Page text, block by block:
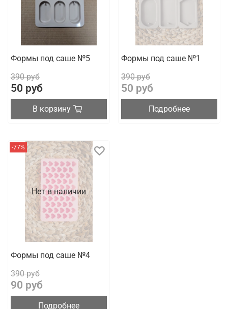
Формы под саше №5
390 руб
50 руб
В корзину
Формы под саше №1
390 руб
50 руб
Подробнее
Нет в наличии
-77%
Формы под саше №4
390 руб
90 руб
Подробнее